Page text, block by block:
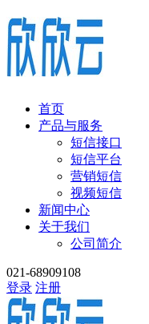
首页
产品与服务
短信接口
短信平台
营销短信
视频短信
新闻中心
关于我们
公司简介
021-68909108
登录 注册